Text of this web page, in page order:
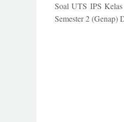
Soal UTS IPS
Semester 2 (Genap)